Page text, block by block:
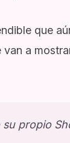
que
a
propio